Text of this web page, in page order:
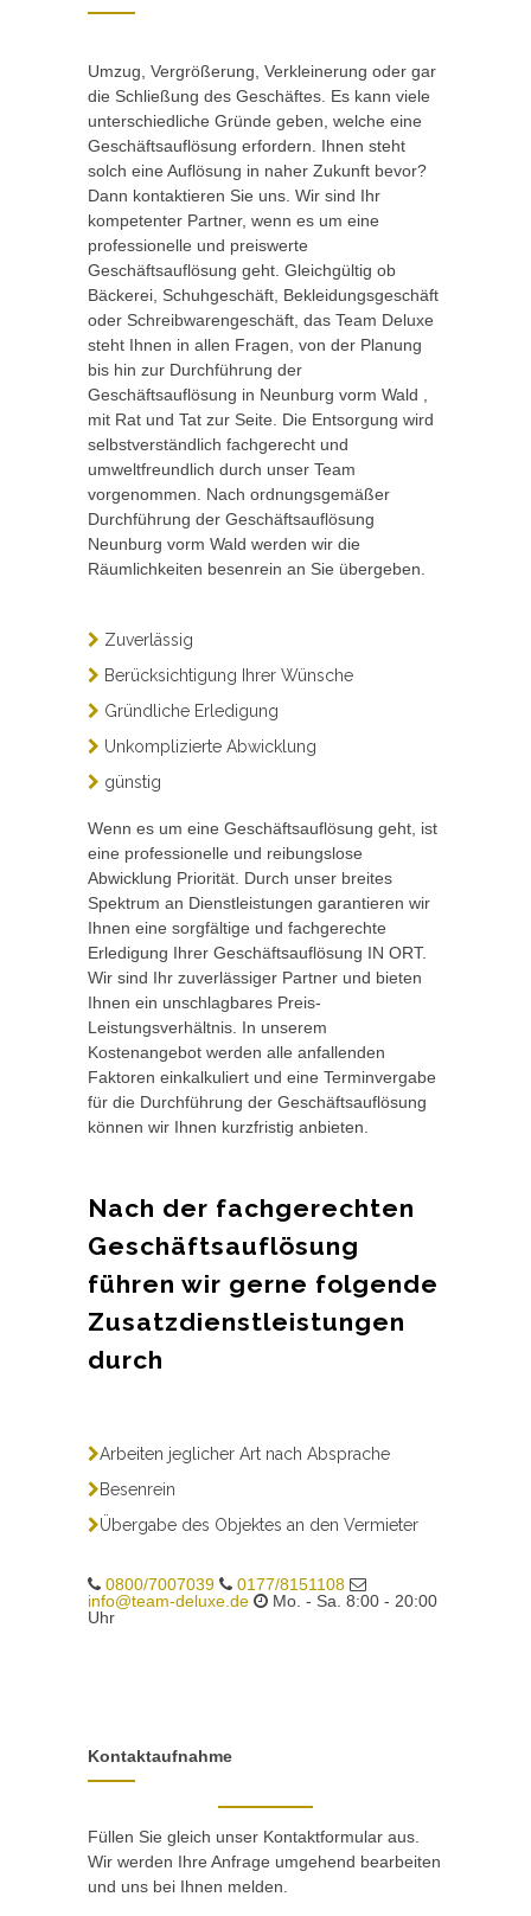
Umzug, Vergrößerung, Verkleinerung oder gar
die Schließung des Geschäftes. Es kann viele
unterschiedliche Gründe geben, welche eine
Geschäftsauflösung erfordern. Ihnen steht
solch eine Auflösung in naher Zukunft bevor?
Dann kontaktieren Sie uns. Wir sind Ihr
kompetenter Partner, wenn es um eine
professionelle und preiswerte
Geschäftsauflösung geht. Gleichgültig ob
Bäckerei, Schuhgeschäft, Bekleidungsgeschäft
oder Schreibwarengeschäft, das Team Deluxe
steht Ihnen in allen Fragen, von der Planung
bis hin zur Durchführung der
Geschäftsauflösung in Neunburg vorm Wald ,
mit Rat und Tat zur Seite. Die Entsorgung wird
selbstverständlich fachgerecht und
umweltfreundlich durch unser Team
vorgenommen. Nach ordnungsgemäßer
Durchführung der Geschäftsauflösung
Neunburg vorm Wald werden wir die
Räumlichkeiten besenrein an Sie übergeben.
Zuverlässig
Berücksichtigung Ihrer Wünsche
Gründliche Erledigung
Unkomplizierte Abwicklung
günstig
Wenn es um eine Geschäftsauflösung geht, ist
eine professionelle und reibungslose
Abwicklung Priorität. Durch unser breites
Spektrum an Dienstleistungen garantieren wir
Ihnen eine sorgfältige und fachgerechte
Erledigung Ihrer Geschäftsauflösung IN ORT.
Wir sind Ihr zuverlässiger Partner und bieten
Ihnen ein unschlagbares Preis-
Leistungsverhältnis. In unserem
Kostenangebot werden alle anfallenden
Faktoren einkalkuliert und eine Terminvergabe
für die Durchführung der Geschäftsauflösung
können wir Ihnen kurzfristig anbieten.
Nach der fachgerechten
Geschäftsauflösung
führen wir gerne folgende
Zusatzdienstleistungen
durch
Arbeiten jeglicher Art nach Absprache
Besenrein
Übergabe des Objektes an den Vermieter
0800/7007039
0177/8151108
info@team-deluxe.de
Mo. - Sa. 8:00 - 20:00
Uhr
Kontaktaufnahme
Füllen Sie gleich unser Kontaktformular aus.
Wir werden Ihre Anfrage umgehend bearbeiten
und uns bei Ihnen melden.